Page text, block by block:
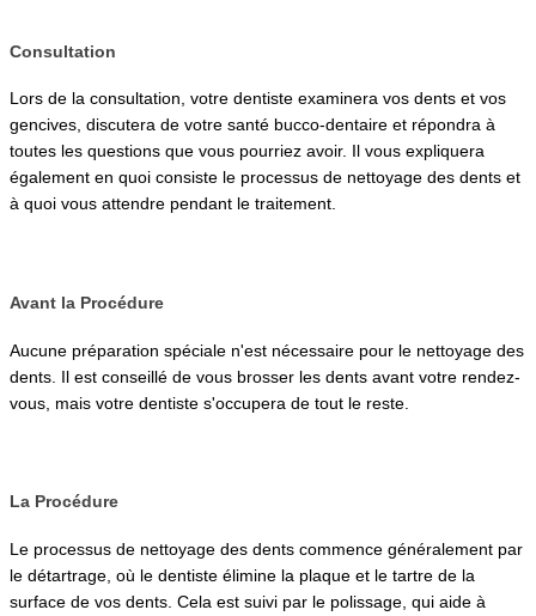
Consultation
Lors de la consultation, votre dentiste examinera vos dents et vos
gencives, discutera de votre santé bucco-dentaire et répondra à
toutes les questions que vous pourriez avoir. Il vous expliquera
également en quoi consiste le processus de nettoyage des dents et
à quoi vous attendre pendant le traitement.
Avant la Procédure
Aucune préparation spéciale n'est nécessaire pour le nettoyage des
dents. Il est conseillé de vous brosser les dents avant votre rendez-
vous, mais votre dentiste s'occupera de tout le reste.
La Procédure
Le processus de nettoyage des dents commence généralement par
le détartrage, où le dentiste élimine la plaque et le tartre de la
surface de vos dents. Cela est suivi par le polissage, qui aide à